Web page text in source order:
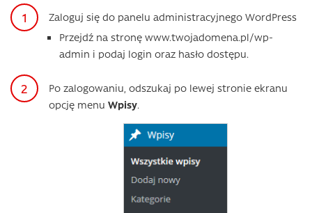
Zaloguj się do panelu administracyjnego WordPress
Przejdź na stronę www.twojadomena.pl/wp-
admin i podaj login oraz hasło dostępu.
Po zalogowaniu, odszukaj po lewej stronie ekranu
opcję menu Wpisy.